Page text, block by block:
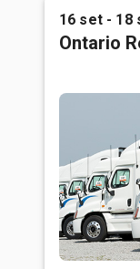
16 set - 18
Ontario